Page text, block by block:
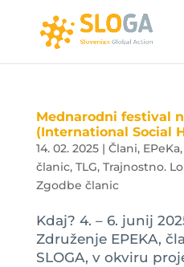
Mednarodni festival
(International Social
14. 02. 2025| Člani, EPeKa,
članic, TLG, Trajnostno.
Zgodbe članic
Kdaj? 4. – 6. junij
Združenje EPEKA,
SLOGA, v okviru